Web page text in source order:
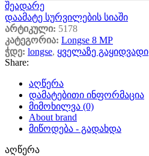
შეადარე
დაამატე სურვილების სიაში
არტიკული: 5178
კატეგორია: Longse 8 MP
ჭდე: longse, ყველაზე გაყიდვადი
Share:
აღწერა
დამატებითი ინფორმაცია
მიმოხილვა (0)
About brand
მიწოდება - გადახდა
აღწერა